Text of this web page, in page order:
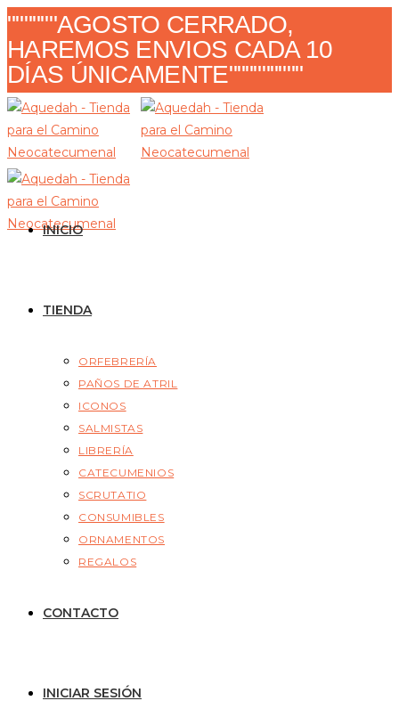
Ir
al
contenido
""""""AGOSTO CERRADO,
HAREMOS ENVIOS CADA 10
DÍAS ÚNICAMENTE"""""""""
INICIO
TIENDA
ORFEBRERÍA
PAÑOS DE ATRIL
ICONOS
SALMISTAS
LIBRERÍA
CATECUMENIOS
SCRUTATIO
CONSUMIBLES
ORNAMENTOS
REGALOS
CONTACTO
INICIAR SESIÓN